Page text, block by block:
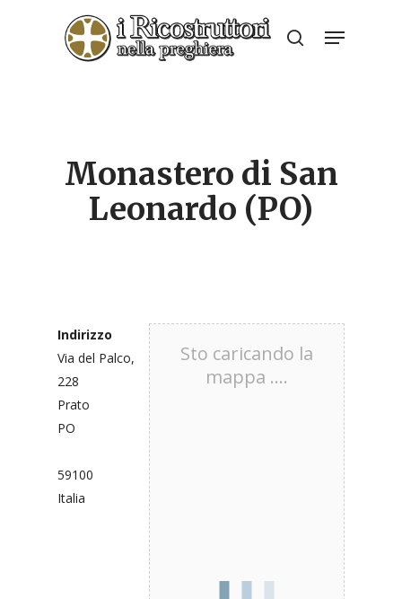
search
Menu
Monastero di San
Leonardo (PO)
Indirizzo
Via del Palco,
228
Prato
PO
59100
Italia
Sto caricando la
mappa ....